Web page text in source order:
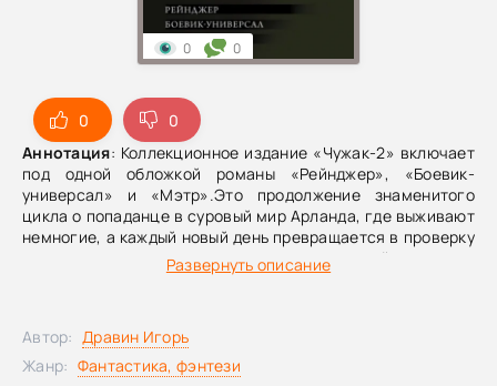
0
0
Аннотация: Коллекционное издание «Чужак-2» включает
под одной обложкой романы «Рейнджер», «Боевик-
универсал» и «Мэтр».Это продолжение знаменитого
цикла о попаданце в суровый мир Арланда, где выживают
немногие, а каждый новый день превращается в проверку
на прочность — между церковью, инквизицией и тварями
погани.Повествование Игоря Дравина — жесткое,
боевого фэнтези.Смена имени сработала как надо:
охотника Влада Молнию, рейнджера Далва Шутника и
Развернуть описание
0 0
Автор: Дравин Игорь
Жанр: Фантастика, фэнтези